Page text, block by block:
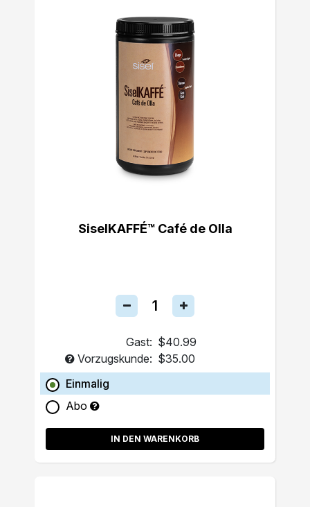
SiselKAFFÉ™ Café de Olla
Gast: $40.99
Vorzugskunde: $35.00
Einmalig
Abo
IN DEN WARENKORB